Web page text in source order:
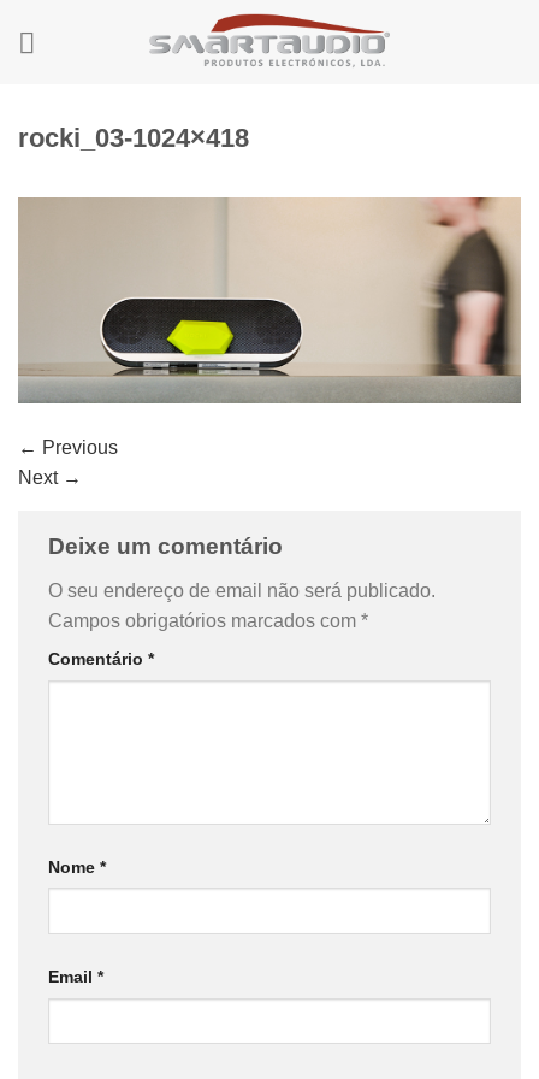
rocki_03-1024×418
← Previous
Next →
Deixe um comentário
O seu endereço de email não será publicado.
Campos obrigatórios marcados com *
Comentário *
Nome *
Email *